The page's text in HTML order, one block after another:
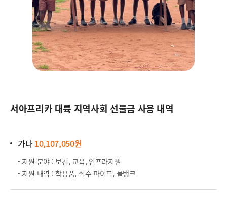
서아프리카 대륙 지역사회 선물금 사용 내역
가나10,107,050원
- 지원 분야 : 보건, 교육, 인프라지원
- 지원 내역 : 학용품, 식수 파이프, 물탱크